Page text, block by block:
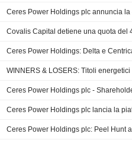
WINNERS & LOSERS: Titoli
Ceres Power Holdings plc -
Ceres Power Holdings plc: Peel Hunt